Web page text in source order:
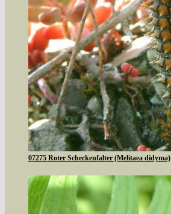
07275 Roter Scheckenfalter (Melitaea didyma)